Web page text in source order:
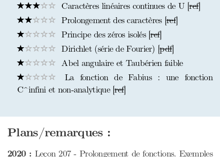
Caractères linéaires continues de U [ref]
Prolongement des caractères [ref]
Principe des zéros isolés [ref]
Dirichlet (série de Fourier) [pdf]
Abel angulaire et Taubérien faible
La fonction de Fabius : une fonction
C^infini et non-analytique [ref]
Plans/remarques :
2020 : Leçon 207 - Prolongement de fonctions. Exemples